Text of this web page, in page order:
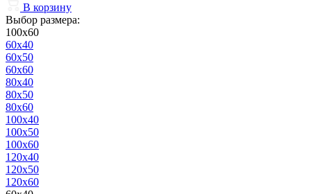
В корзину
Выбор размера:
100x60
60x40
60x50
60x60
80x40
80x50
80x60
100x40
100x50
100x60
120x40
120x50
120x60